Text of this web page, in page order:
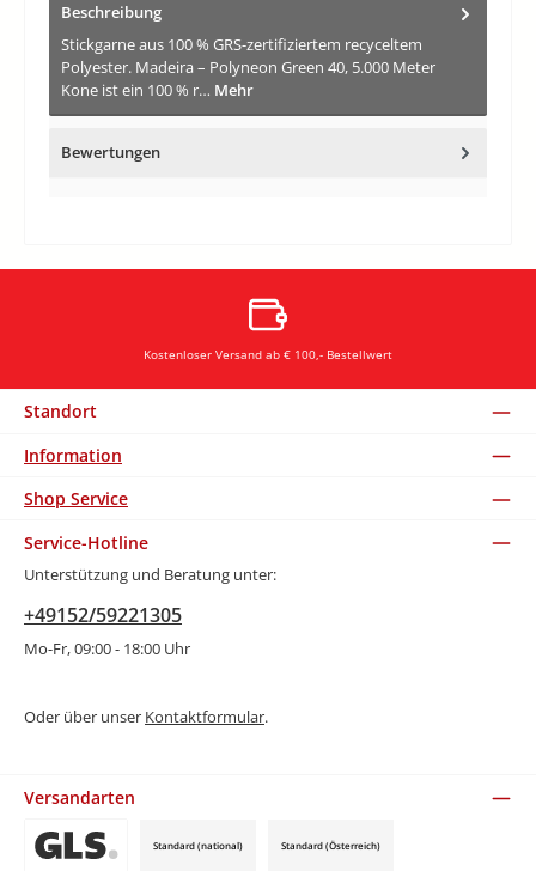
Beschreibung
Stickgarne aus 100 % GRS-zertifiziertem recyceltem
Polyester. Madeira – Polyneon Green 40, 5.000 Meter
Kone ist ein 100 % r… Mehr
Bewertungen
Kostenloser Versand ab € 100,- Bestellwert
Standort
Information
Shop Service
Service-Hotline
Unterstützung und Beratung unter:
+49152/59221305
Mo-Fr, 09:00 - 18:00 Uhr
Oder über unser Kontaktformular.
Versandarten
Standard (national) Standard (Österreich)